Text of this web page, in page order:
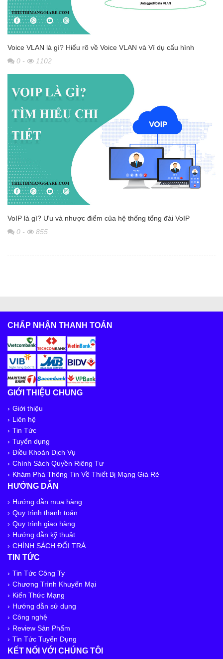
Voice VLAN là gì? Hiểu rõ về Voice VLAN và Ví dụ cấu hình
0 - 1102
VoIP là gì? Ưu và nhược điểm của hệ thống tổng đài VoIP
0 - 855
CHẤP NHẬN THANH TOÁN
GIỚI THIỆU CHUNG
Giới thiệu
Liên hệ
Tin Tức
Tuyển dụng
Điều Khoản Dịch Vụ
Chính Sách Quyền Riêng Tư
Khám Phá Thông Tin Về Thiết Bị Mạng Giá Rẻ
HƯỚNG DẪN
Hướng dẫn mua hàng
Quy trình thanh toán
Quy trình giao hàng
Hướng dẫn kỹ thuật
CHÍNH SÁCH ĐỔI TRẢ
TIN TỨC
Tin Tức Công Ty
Chương Trình Khuyến Mại
Kiến Thức Mạng
Hướng dẫn sử dụng
Công nghệ
Review Sản Phẩm
Tin Tức Tuyển Dụng
KẾT NỐI VỚI CHÚNG TÔI